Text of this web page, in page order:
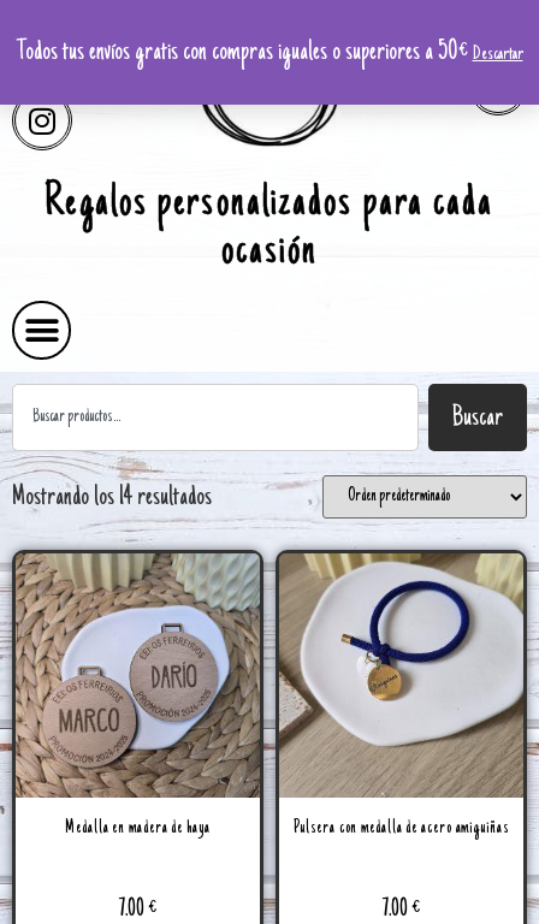
Regalos personalizados para cada
ocasión
Buscar
Mostrando los 14 resultados
Medalla en madera de haya
7.00€
Pulsera con medalla de acero amiguiñas
7.00€
Todos tus envíos gratis con compras iguales o superiores a 50€Descartar